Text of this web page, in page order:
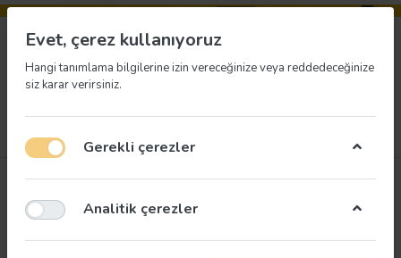
Evet, çerez kullanıyoruz
Hangi tanımlama bilgilerine izin vereceğinize veya reddedeceğinize
siz karar verirsiniz.
Gerekli çerezler
Analitik çerezler